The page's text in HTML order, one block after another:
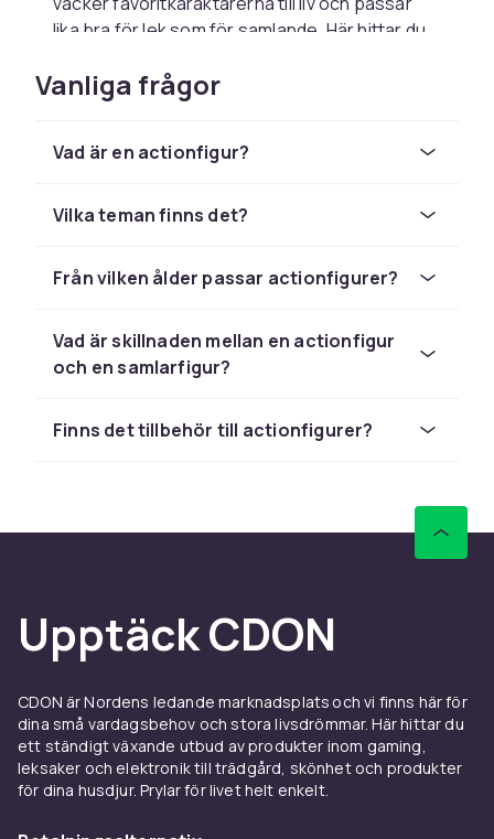
lika bra för lek som för samlande. Här hittar du
superhjältar. Med både hjältar och skurkar att
välja bland kan barnen skådespela egna
favoriter.
Vad är en actionfigur
film, spel eller serier. Många har rörliga leder så
roliga att leka med och snygga att ställa ut.
Figurerna finns i olika storlekar och
detaljnivåer, från enklare lekfigurer till
flera figurer från samma värld är ett roligt sätt
att bygga upp en hel samling.
Lek och samlande
Actionfigurer fungerar både som leksaker och
samlarobjekt. För barn blir de en del av
fantasifulla äventyr, medan samlare uppskattar
Vanliga frågor
Vad är en actionfigur?
Vilka teman finns det?
Från vilken ålder passar actionfigurer?
Vad är skillnaden mellan en actionfigur
och en samlarfigur?
Finns det tillbehör till actionfigurer?
Upptäck CDON
CDON är Nordens ledande marknadsplats och vi finns här för
dina små vardagsbehov och stora livsdrömmar. Här hittar du
ett ständigt växande utbud av produkter inom gaming,
leksaker och elektronik till trädgård, skönhet och produkter
för dina husdjur. Prylar för livet helt enkelt.